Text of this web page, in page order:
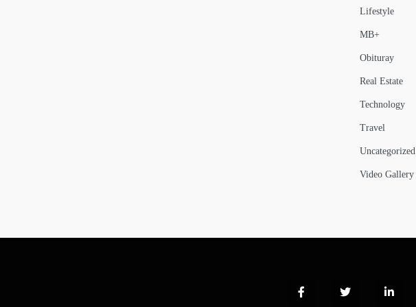
Lifestyle
MB+
Obituray
Real Estate
Technology
Travel
Uncategorized
Video Gallery